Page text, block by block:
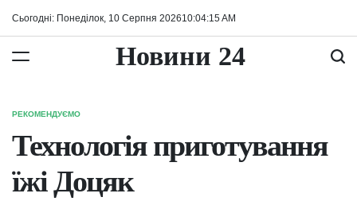
Сьогодні: Понеділок, 10 Серпня 202610:04:16AM
Новини 24
ОПУБЛІКУВАТИ
РЕКОМЕНДУЄМО
Технологія приготування
їжі Доцяк